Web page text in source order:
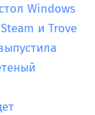
Windows
и Trove